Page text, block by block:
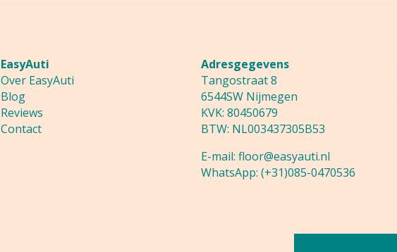
EasyAuti
Over EasyAuti
Blog
Reviews
Contact
Adresgegevens
Tangostraat 8
6544SW Nijmegen
KVK: 80450679
BTW: NL003437305B53
E-mail: floor@easyauti.nl
WhatsApp: (+31)085-0470536